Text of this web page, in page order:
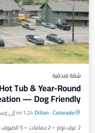
شقة فندقية
Tub & Year-Round
— Dog Friendly
Colorado
·
Dillon1.24 mi إلى وسط المدينة
2 غرف نوم
2 حمامات 5 الضيوف
حوض استحمام
مسبح